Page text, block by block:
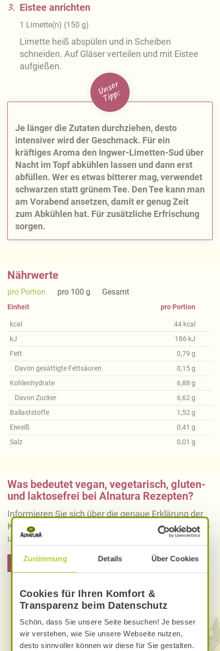
Zustimmung Details Über Cookies
Cookies für Ihren Komfort &
Transparenz beim Datenschutz
Schön, dass Sie unsere Seite besuchen! Je besser
wir verstehen, wie Sie unsere Webseite nutzen,
desto sinnvoller können wir diese für Sie gestalten.
3. Eistee anrichten
1 Limette(n) (150 g)
Limette heiß abspülen und in Scheiben
schneiden. Auf Gläser verteilen und mit Eistee
aufgießen.
U
n
s
e
r
Ti
p
p:
Je länger die Zutaten durchziehen, desto
intensiver wird der Geschmack. Für ein
kräftiges Aroma den Ingwer-Limetten-Sud über
Nacht im Topf abkühlen lassen und dann erst
abfüllen. Wer es etwas bitterer mag, verwendet
schwarzen statt grünem Tee. Den Tee kann man
am Vorabend ansetzen, damit er genug Zeit
zum Abkühlen hat. Für zusätzliche Erfrischung
sorgen.
Nährwerte
pro Portion pro 100 g Gesamt
Einheit
kcal
kJ
Fett
Davon gesättigte Fettsäuren
Kohlenhydrate
Davon Zucker
Ballaststoffe
Eiweiß
Salz
pro Portion
44 kcal
186 kJ
0,79 g
0,15g
6,88 g
6,62 g
1,52 g
0,41 g
0,01 g
Was bedeutet vegan, vegetarisch, gluten-
und laktosefrei bei Alnatura Rezepten?
Informieren Sie sich über die genaue Erklärung der
Kennzeichnung von veganen, vegetarischen, gluten-
und laktosefreien Alnatura Rezepten.
Hier informieren
Entdecken Sie weitere Rezepte